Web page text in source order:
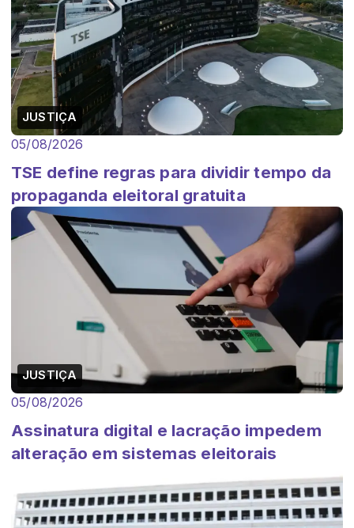
JUSTIÇA
05/08/2026
TSE define regras para dividir tempo da
propaganda eleitoral gratuita
JUSTIÇA
05/08/2026
Assinatura digital e lacração impedem
alteração em sistemas eleitorais